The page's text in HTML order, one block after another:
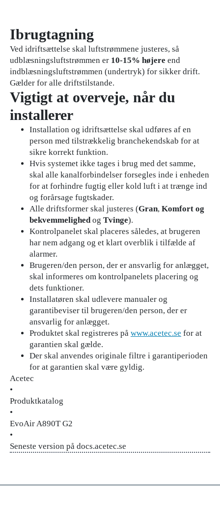
Ibrugtagning
Ved idriftsættelse skal luftstrømmene justeres, så
udblæsningsluftstrømmen er 10-15% højere end
indblæsningsluftstrømmen (undertryk) for sikker drift.
Gælder for alle driftstilstande.
Vigtigt at overveje, når du
installerer
Installation og idriftsættelse skal udføres af en
person med tilstrækkelig branchekendskab for at
sikre korrekt funktion.
Hvis systemet ikke tages i brug med det samme,
skal alle kanalforbindelser forsegles inde i enheden
for at forhindre fugtig eller kold luft i at trænge ind
og forårsage fugtskader.
Alle driftsformer skal justeres (Gran, Komfort og
bekvemmelighed og Tvinge).
Kontrolpanelet skal placeres således, at brugeren
har nem adgang og et klart overblik i tilfælde af
alarmer.
Brugeren/den person, der er ansvarlig for anlægget,
skal informeres om kontrolpanelets placering og
dets funktioner.
Installatøren skal udlevere manualer og
garantibeviser til brugeren/den person, der er
ansvarlig for anlægget.
Produktet skal registreres på www.acetec.se for at
garantien skal gælde.
Der skal anvendes originale filtre i garantiperioden
for at garantien skal være gyldig.
Acetec
•
Produktkatalog
•
EvoAir A890T G2
•
Seneste version på docs.acetec.se